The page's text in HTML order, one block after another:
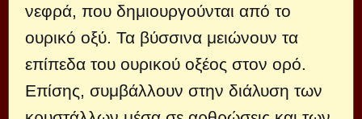
νεφρά, που δημιουργούνται από το
ουρικό οξύ. Τα βύσσινα μειώνουν τα
επίπεδα του ουρικού οξέος στον ορό.
Επίσης, συμβάλλουν στην διάλυση των